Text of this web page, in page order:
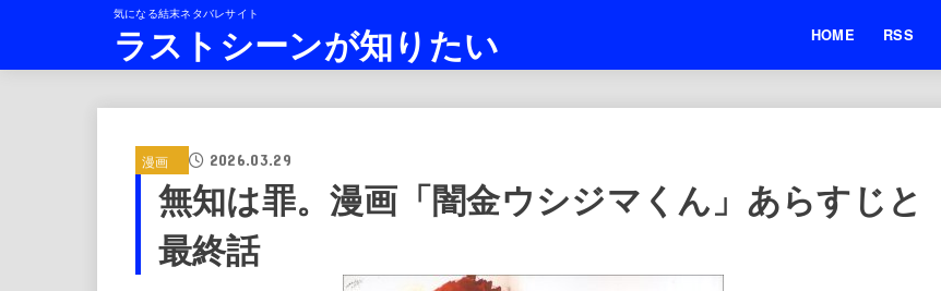
気になる結末ネタバレサイト
ラストシーンが知りたい HOME RSS
漫画 2026.03.29
無知は罪。漫画「闇金ウシジマくん」あらすじと
最終話